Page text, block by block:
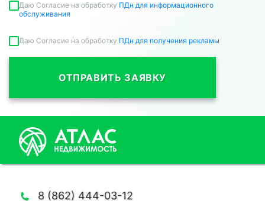
Даю Согласие на обработку ПДн для информационного
обслуживания
Даю Согласие на обработку ПДн для получения рекламы
ОТПРАВИТЬ ЗАЯВКУ
8 (862) 444-03-12